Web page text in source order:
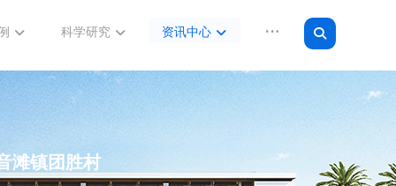
科学研究 资讯中心
滩镇团胜村